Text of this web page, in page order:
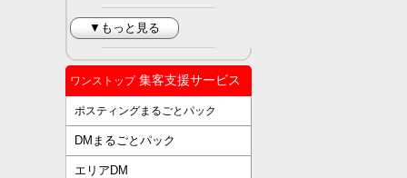
▼もっと見る
ワンストップ集客支援サービス
ポスティングまるごとパック
DMまるごとパック
エリアDM